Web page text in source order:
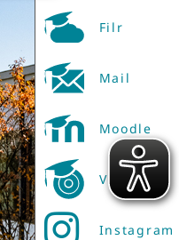
Filr
Mail
Moodle
Vibe
Instagram